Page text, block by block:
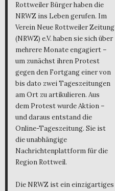
Rottweiler Bürger haben die
NRWZ ins Leben gerufen. Im
Verein Neue Rottweiler Zeitung
(NRWZ) e.V. haben sie sich über
mehrere Monate engagiert –
um zunächst ihren Protest
gegen den Fortgang einer von
bis dato zwei Tageszeitungen
am Ort zu artikulieren. Aus
dem Protest wurde Aktion –
und daraus entstand die
Online-Tageszeitung. Sie ist
die unabhängige
Nachrichtenplattform für die
Region Rottweil.
Die NRWZ ist ein einzigartiges